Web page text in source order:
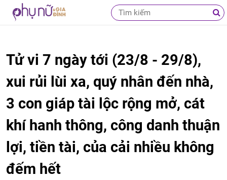
Tử vi 7 ngày tới (23/8 - 29/8),
xui rủi lùi xa, quý nhân đến nhà,
3 con giáp tài lộc rộng mở, cát
khí hanh thông, công danh thuận
lợi, tiền tài, của cải nhiều không
đếm hết